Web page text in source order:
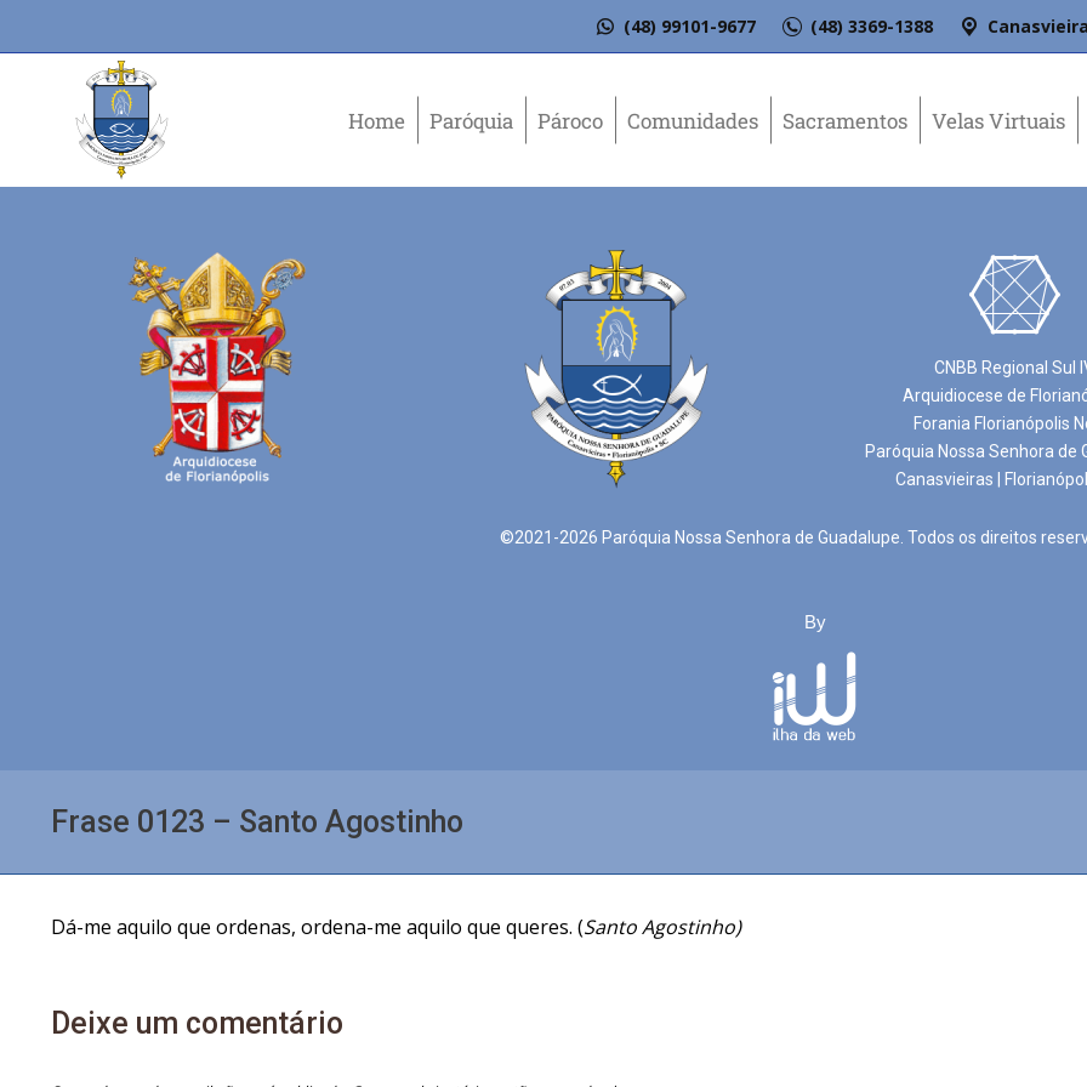
(48) 99101-9677 (48) 3369-1388
Home Paróquia Pároco Comunidades Sacramentos Velas Virtuais
Frase 0123 – Santo Agostinho
Dá-me aquilo que ordenas, ordena-me aquilo que queres. (Santo Agostinho)
Deixe um comentário
CNBB Regional Sul
Arquidiocese de
Forania Florianópolis
Paróquia Nossa Senhora de
Canasvieiras |
©2021-2026 Paróquia Nossa Senhora de Guadalupe. Todos os direitos
By